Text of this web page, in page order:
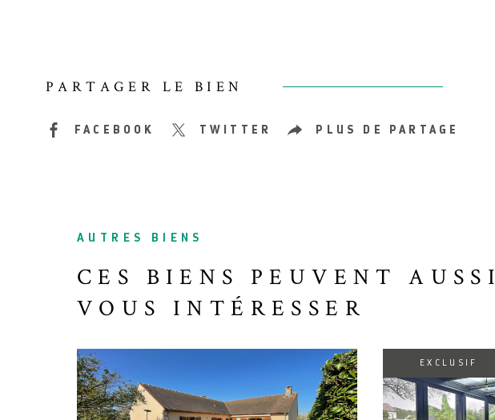
PARTAGER LE BIEN
FACEBOOK TWITTER PLUS DE PARTAGE
AUTRES BIENS
CES BIENS PEUVENT AUSSI
VOUS INTÉRESSER
EXCLUSIF